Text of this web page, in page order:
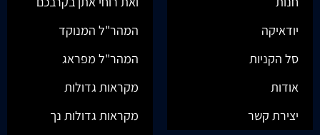
יודאיקה
סל הקניות
אודות
יצירת קשר
המהר"ל המנוקד
המהר"ל מפראג
מקראות גדולות
מקראות גדולות נך